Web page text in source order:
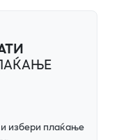
избери плаќање